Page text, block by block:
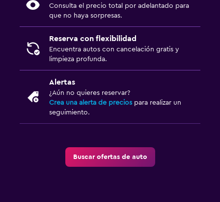
Consulta el precio total por adelantado para
que no haya sorpresas.
Reserva con flexibilidad
Encuentra autos con cancelación gratis y
limpieza profunda.
Alertas
¿Aún no quieres reservar?
Crea una alerta de precios para realizar un
seguimiento.
Buscar ofertas de auto